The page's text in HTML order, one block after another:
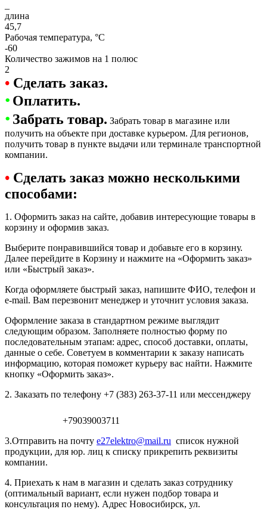
длина
45,7
Рабочая температура, °C
-60
Количество зажимов на 1 полюс
2
• Сделать заказ.
• Оплатить.
• Забрать товар. Забрать товар в магазине или
получить на объекте при доставке курьером. Для регионов,
получить товар в пункте выдачи или терминале транспортной
компании.
• Сделать заказ можно несколькими
способами:
1. Оформить заказ на сайте, добавив интересующие товары в
корзину и оформив заказ.
Выберите понравившийся товар и добавьте его в корзину.
Далее перейдите в Корзину и нажмите на «Оформить заказ»
или «Быстрый заказ».
Когда оформляете быстрый заказ, напишите ФИО, телефон и
e-mail. Вам перезвонит менеджер и уточнит условия заказа.
Оформление заказа в стандартном режиме выглядит
следующим образом. Заполняете полностью форму по
последовательным этапам: адрес, способ доставки, оплаты,
данные о себе. Советуем в комментарии к заказу написать
информацию, которая поможет курьеру вас найти. Нажмите
кнопку «Оформить заказ».
2. Заказать по телефону +7 (383) 263-37-11 или мессенджеру
+79039003711
3.Отправить на почту e27elektro@mail.ru список нужной
продукции, для юр. лиц к списку прикрепить реквизиты
компании.
4. Приехать к нам в магазин и сделать заказ сотруднику
(оптимальный вариант, если нужен подбор товара и
консультация по нему). Адрес Новосибирск, ул.